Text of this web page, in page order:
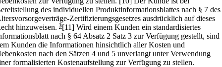
des individuellen Produktinformationsblattes nach § 7 des
Zertifizierungsgesetzes ausdrücklich auf dieses
hinzuweisen. 3[11] Wird einem Kunden ein standardisiertes
nach § 64 Absatz 2 Satz 3 zur Verfügung gestellt, sind
Kunden die Informationen hinsichtlich aller Kosten und
nach den Sätzen 4 und 5 unverlangt unter Verwendung
formalisierten Kostenaufstellung zur Verfügung zu stellen.